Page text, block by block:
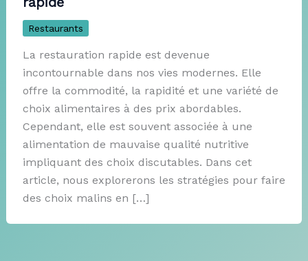
Restaurants
La restauration rapide est devenue
incontournable dans nos vies modernes. Elle
offre la commodité, la rapidité et une variété de
choix alimentaires à des prix abordables.
Cependant, elle est souvent associée à une
alimentation de mauvaise qualité nutritive
impliquant des choix discutables. Dans cet
article, nous explorerons les stratégies pour faire
des choix malins en […]